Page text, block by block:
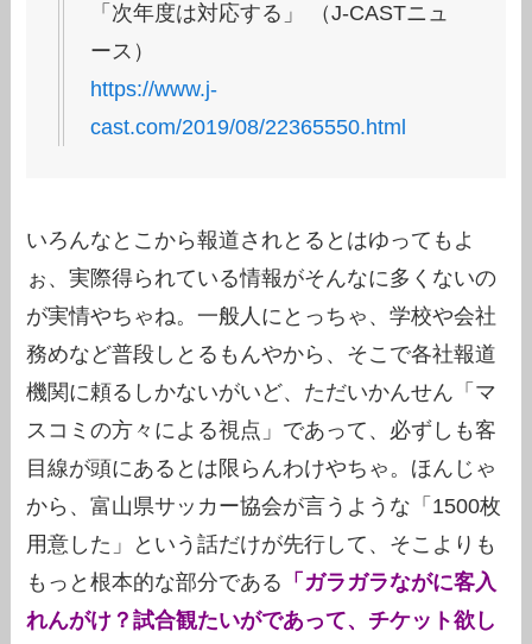
「次年度は対応する」 （J-CASTニュ
ース）
https://www.j-
cast.com/2019/08/22365550.html
いろんなとこから報道されとるとはゆってもよ
ぉ、実際得られている情報がそんなに多くないの
が実情やちゃね。一般人にとっちゃ、学校や会社
務めなど普段しとるもんやから、そこで各社報道
機関に頼るしかないがいど、ただいかんせん「マ
スコミの方々による視点」であって、必ずしも客
目線が頭にあるとは限らんわけやちゃ。ほんじゃ
から、富山県サッカー協会が言うような「1500枚
用意した」という話だけが先行して、そこよりも
もっと根本的な部分である 「ガラガラながに客入
れんがけ？試合観たいがであって、チケット欲し